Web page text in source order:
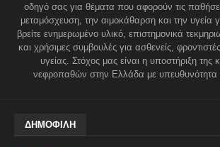
οδηγό σας για θέματα που αφορούν τις
μεταμόσχευση, την αιμοκάθαρση και την υγεία
βρείτε ενημερωμένο υλικό, επιστημονικά
και χρήσιμες συμβουλές για ασθενείς,
υγείας. Στόχος μας είναι η υποστήριξη της
νεφροπαθών στην Ελλάδα με υπευθυνότητα
ΔΗΜΟΦΙΛΗ